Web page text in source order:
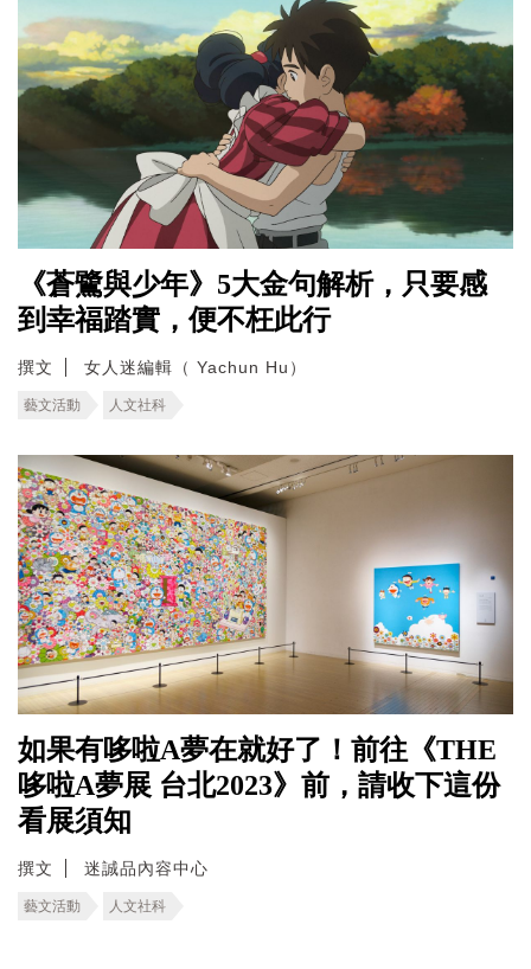
《蒼鷺與少年》5大金句解析，只要感
到幸福踏實，便不枉此行
撰文 女人迷編輯（ Yachun Hu）
藝文活動 人文社科
如果有哆啦A夢在就好了！前往《THE
哆啦A夢展 台北2023》前，請收下這份
看展須知
撰文 迷誠品內容中心
藝文活動 人文社科